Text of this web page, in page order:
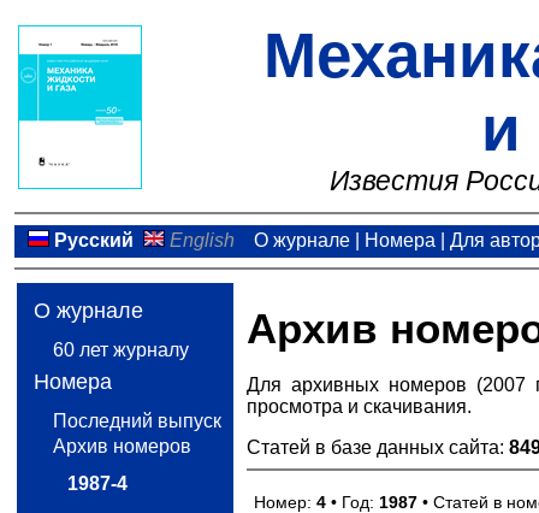
и
Известия
Русский English О журнале| Номера Для
О журнале
60 лет журналу
Номера
Последний выпуск
Архив номеров
1987-4
Архив
Для архивных номеров (2007
просмотра и скачивания.
Статей в базе данных сайта:
Номер:4 • Год: 1987 • Статей в